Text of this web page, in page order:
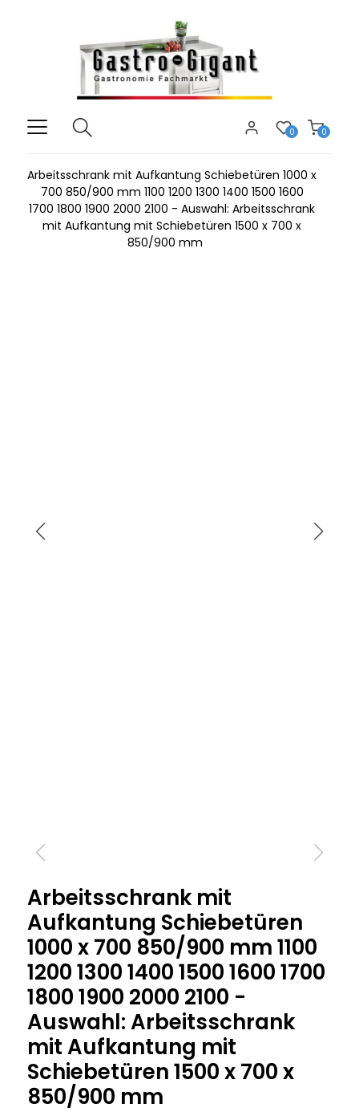
0
0
Arbeitsschrank mit Aufkantung Schiebetüren 1000 x
700 850/900 mm 1100 1200 1300 1400 1500 1600
1700 1800 1900 2000 2100 - Auswahl: Arbeitsschrank
mit Aufkantung mit Schiebetüren 1500 x 700 x
850/900 mm
Arbeitsschrank mit
Aufkantung Schiebetüren
1000 x 700 850/900 mm 1100
1200 1300 1400 1500 1600 1700
1800 1900 2000 2100 -
Auswahl: Arbeitsschrank
mit Aufkantung mit
Schiebetüren 1500 x 700 x
850/900 mm